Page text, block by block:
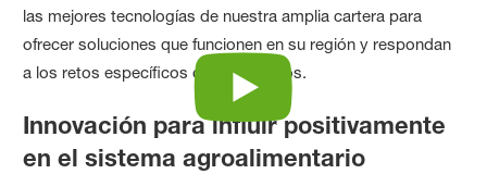
las mejores tecnologías de nuestra amplia cartera para
ofrecer soluciones que funcionen en su región y respondan
a los retos específicos de sus cultivos.
Innovación para influir positivamente
en el sistema agroalimentario